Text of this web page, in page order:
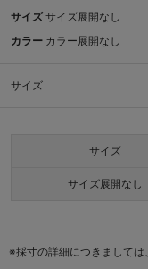
サイズ サイズ展開なし
カラー カラー展開なし
サイズ
サイズ
サイズ展開なし
※採寸の詳細につきましては、